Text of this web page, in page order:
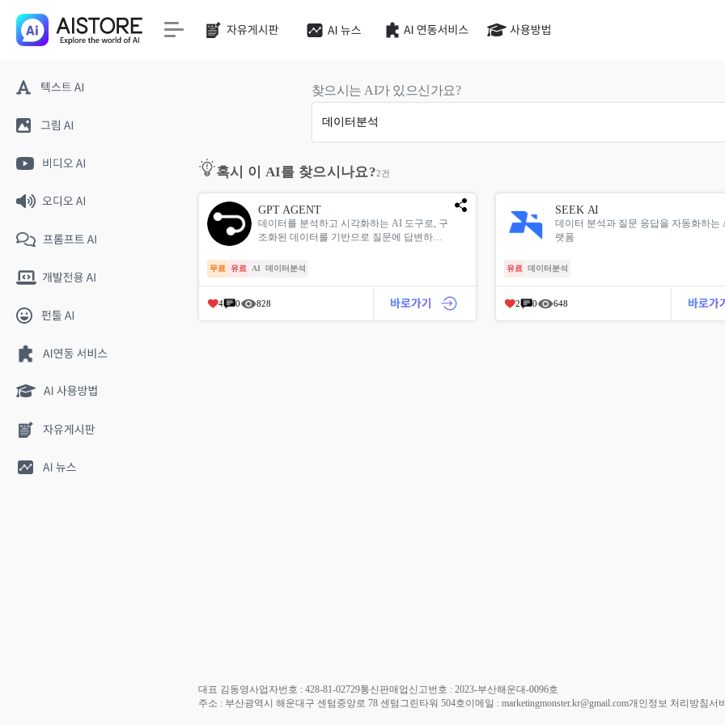
찾으시는 AI가 있으신가요?
혹시 이 AI를 찾으시나요?2건
GPT AGENT
데이터를 분석하고 시각화하는 AI 도구로, 구
조화된 데이터를 기반으로 질문에 답변하고,
무료 유료 AI 데이터분석
4 0 828
SEEK AI
데이터 분석과 질문 응답을 자동화하는
랫폼
유료 데이터분석
2 0 648
대표 김동영사업자번호 : 428-81-02729통신판매업신고번호 : 2023-부산해운대-0096호
주소 : 부산광역시 해운대구 센텀중앙로 78 센텀그린타워 504호이메일 : marketingmonster.kr@gmail.com개인정보 처리방침 서